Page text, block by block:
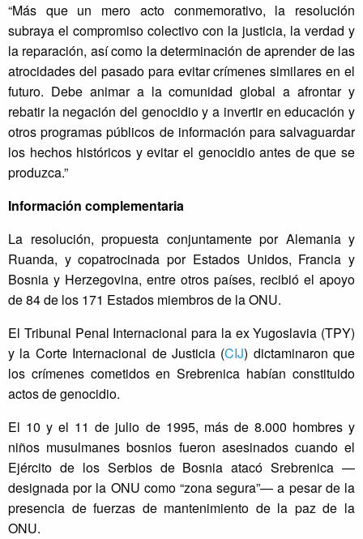
“Más que un mero acto conmemorativo, la resolución
subraya el compromiso colectivo con la justicia, la verdad y
la reparación, así como la determinación de aprender de las
atrocidades del pasado para evitar crímenes similares en el
futuro. Debe animar a la comunidad global a afrontar y
rebatir la negación del genocidio y a invertir en educación y
otros programas públicos de información para salvaguardar
los hechos históricos y evitar el genocidio antes de que se
produzca.”
Información complementaria
La resolución, propuesta conjuntamente por Alemania y
Ruanda, y copatrocinada por Estados Unidos, Francia y
Bosnia y Herzegovina, entre otros países, recibió el apoyo
de 84 de los 171 Estados miembros de la ONU.
El Tribunal Penal Internacional para la ex Yugoslavia (TPY)
y la Corte Internacional de Justicia (CIJ) dictaminaron que
los crímenes cometidos en Srebrenica habían constituido
actos de genocidio.
El 10 y el 11 de julio de 1995, más de 8.000 hombres y
niños musulmanes bosnios fueron asesinados cuando el
Ejército de los Serbios de Bosnia atacó Srebrenica —
designada por la ONU como “zona segura”— a pesar de la
presencia de fuerzas de mantenimiento de la paz de la
ONU.